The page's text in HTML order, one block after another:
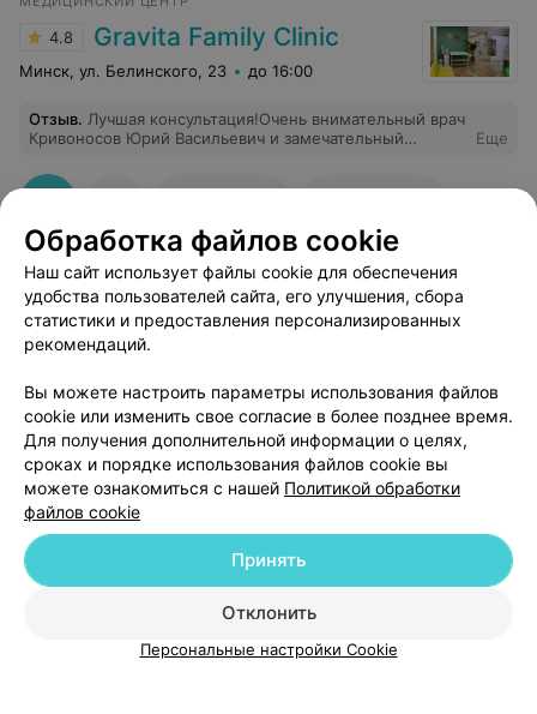
4.8 Gravita Family Clinic
Минск, ул. Белинского, 23 до 16:00
Отзыв. Лучшая консультация!Очень внимательный врач
Кривоносов Юрий Васильевич и замечательный
Еще
Добавить специалиста
О проекте Новости проекта
Размещение рекламы
Медицинский маркетинг
Публичный договор
Пользовательское соглашение
Способы оплаты
Обработка файлов cookie
Наш сайт использует файлы cookie для обеспечения
удобства пользователей сайта, его улучшения, сбора
статистики и предоставления персонализированных
рекомендаций.
Вы можете настроить параметры использования файлов
cookie или изменить свое согласие в более позднее время.
Для получения дополнительной информации о целях,
сроках и порядке использования файлов cookie вы
можете ознакомиться с нашей Политикой обработки
файлов cookie
Отклонить
Принять
Персональные настройки Cookie